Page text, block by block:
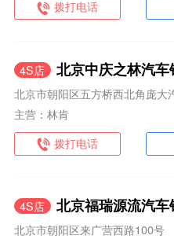
拨打电话
4S店 北京中庆之林汽车销
北京市朝阳区五方桥西北角庞大
主营：林肯
拨打电话
4S店 北京福瑞源流汽车销
北京市朝阳区来广营西路100号